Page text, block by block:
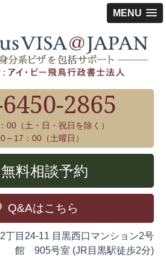
MENU
2865
00（土・日・祝日を除く）
～17：00（土曜日）
無料相談予約
Q&Aはこちら
丁目24-11 目黒西口マンション2号
館 905号室 (JR目黒駅徒歩2分)